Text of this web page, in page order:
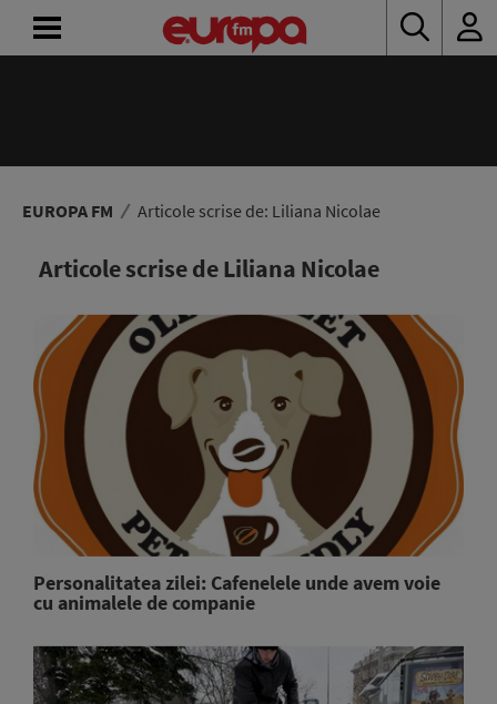
EUROPA FM Articole scrise de: Liliana Nicolae
Articole scrise de Liliana Nicolae
Personalitatea zilei: Cafenelele unde avem voie
cu animalele de companie
RADIO
CONCURSURI
PODCAST
ASCULTĂ
LIVE